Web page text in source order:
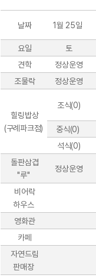
날짜 1월 25일
요일 토
견학
정상운영
조물락
정상운영
힐링밥상
(구례파크점)
조식(0)
중식(0)
석식(0)
돌판삼겹
"루"
정상운영
비어락
하우스
영화관
카페
자연드림
판매장